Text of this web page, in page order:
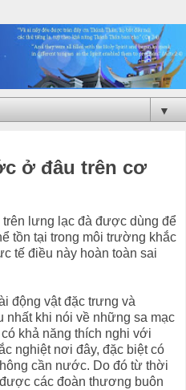
▼
ở đâu trên cơ
lưng lạc đà được dùng để
tồn tại trong môi trường khắc
tế điều này hoàn toàn sai
động vật đặc trưng và
khi nói về những sa mạc
khả năng thích nghi với
nghiệt nơi đây, đặc biệt có
cần nước. Do đó từ thời
các đoàn thương buôn